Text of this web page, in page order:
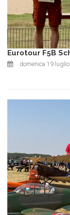
Eurotour F5B
domenica 19